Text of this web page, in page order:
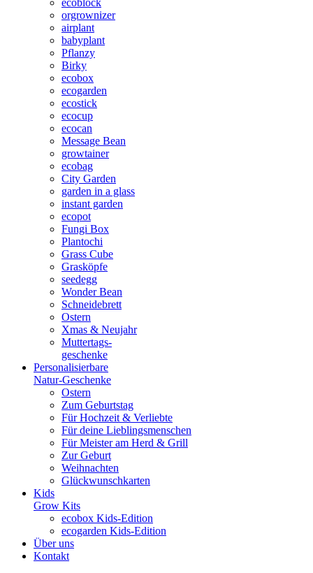
ecoblock
orgrownizer
airplant
babyplant
Pflanzy
Birky
ecobox
ecogarden
ecostick
ecocup
ecocan
Message Bean
growtainer
ecobag
City Garden
garden in a glass
instant garden
ecopot
Fungi Box
Plantochi
Grass Cube
Grasköpfe
seedegg
Wonder Bean
Schneidebrett
Ostern
Xmas & Neujahr
Muttertags-
geschenke
Personalisierbare
Natur-Geschenke
Ostern
Zum Geburtstag
Für Hochzeit & Verliebte
Für deine Lieblingsmenschen
Für Meister am Herd & Grill
Zur Geburt
Weihnachten
Glückwunschkarten
Kids
Grow Kits
ecobox Kids-Edition
ecogarden Kids-Edition
Über uns
Kontakt